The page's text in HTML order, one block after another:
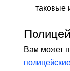
таковые
Вам может